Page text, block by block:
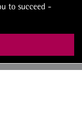
to succeed -